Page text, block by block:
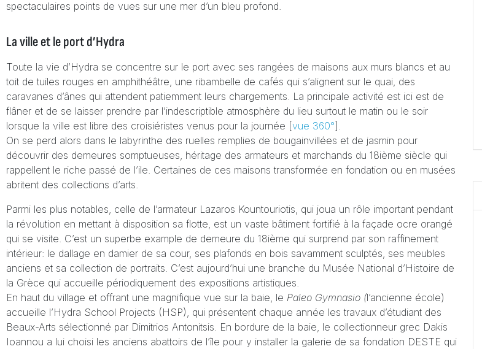
spectaculaires points de vues sur une mer d’un bleu profond.
La ville et le port d’Hydra
Toute la vie d’Hydra se concentre sur le port avec ses rangées de maisons aux murs blancs et au
toit de tuiles rouges en amphithéâtre, une ribambelle de cafés qui s’alignent sur le quai, des
caravanes d’ânes qui attendent patiemment leurs chargements. La principale activité est ici est de
flâner et de se laisser prendre par l’indescriptible atmosphère du lieu surtout le matin ou le soir
lorsque la ville est libre des croisiéristes venus pour la journée [vue 360°].
On se perd alors dans le labyrinthe des ruelles remplies de bougainvillées et de jasmin pour
découvrir des demeures somptueuses, héritage des armateurs et marchands du 18ième siècle qui
rappellent le riche passé de l’ile. Certaines de ces maisons transformée en fondation ou en musées
abritent des collections d’arts.
Parmi les plus notables, celle de l’armateur Lazaros Kountouriotis, qui joua un rôle important pendant
la révolution en mettant à disposition sa flotte, est un vaste bâtiment fortifié à la façade ocre orangé
qui se visite. C’est un superbe example de demeure du 18ième qui surprend par son raffinement
intérieur: le dallage en damier de sa cour, ses plafonds en bois savamment sculptés, ses meubles
anciens et sa collection de portraits. C’est aujourd’hui une branche du Musée National d’Histoire de
la Grèce qui accueille périodiquement des expositions artistiques.
En haut du village et offrant une magnifique vue sur la baie, le Paleo Gymnasio (l’ancienne école)
accueille l’Hydra School Projects (HSP), qui présentent chaque année les travaux d’étudiant des
Beaux-Arts sélectionné par Dimitrios Antonitsis. En bordure de la baie, le collectionneur grec Dakis
Ioannou a lui choisi les anciens abattoirs de l’île pour y installer la galerie de sa fondation DESTE qui